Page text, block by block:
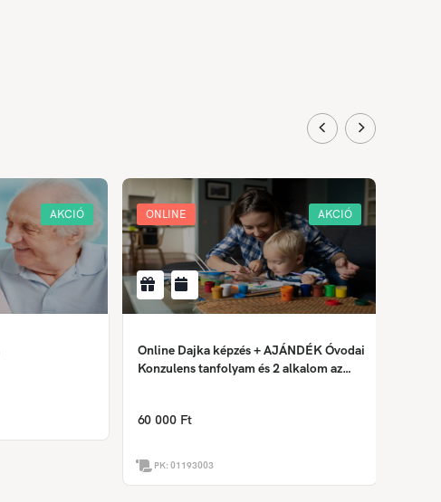
AKCIÓ ONLINE AKCIÓ
Online Dajka képzés + AJÁNDÉK Óvodai
Konzulens tanfolyam és 2 alkalom az
60 000 Ft
PK:01193003